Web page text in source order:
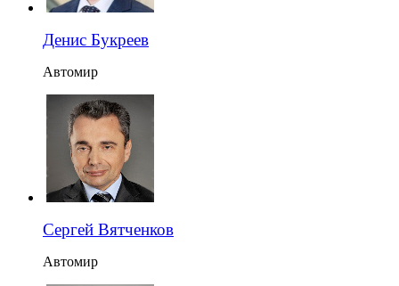
Денис Букреев
Автомир
Сергей Вятченков
Автомир